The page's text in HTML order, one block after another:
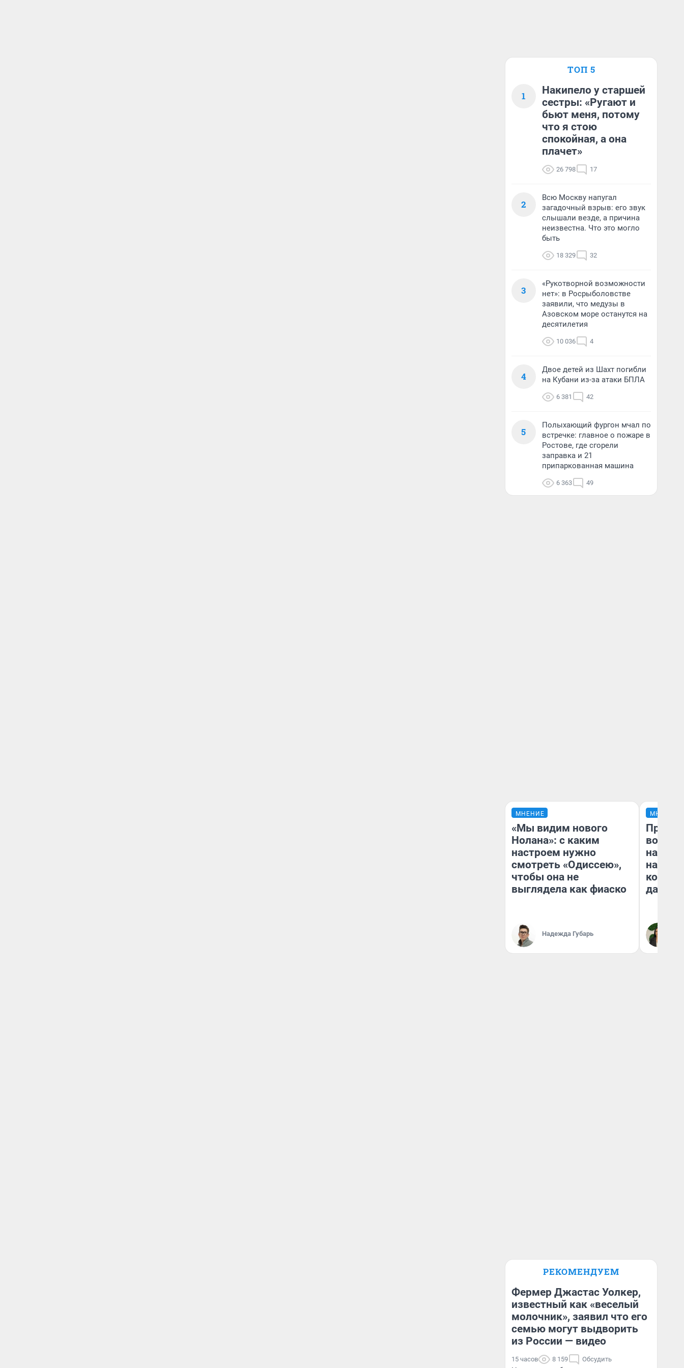
ТОП 5
1
Накипело у старшей
сестры: «Ругают и
бьют меня, потому
что я стою
спокойная, а она
плачет»
26 798 17
2
Всю Москву напугал
загадочный взрыв: его звук
слышали везде, а причина
неизвестна. Что это могло
быть
18 329 32
3
«Рукотворной возможности
нет»: в Росрыболовстве
заявили, что медузы в
Азовском море останутся на
десятилетия
10 036 4
4
Двое детей из Шахт погибли
на Кубани из-за атаки БПЛА
6 381 42
5
Полыхающий фургон мчал по
встречке: главное о пожаре в
Ростове, где сгорели
заправка и 21
припаркованная машина
6 363 49
МНЕНИЕ
«Мы видим нового
Нолана»: с каким
настроем нужно
смотреть «Одиссею»,
чтобы она не
выглядела как фиаско
Надежда Губарь
МНЕНИЕ
нам
даже
РЕКОМЕНДУЕМ
Фермер Джастас Уолкер,
известный как «веселый
молочник», заявил что его
семью могут выдворить
из России — видео
15 часов 8 159 Обсудить